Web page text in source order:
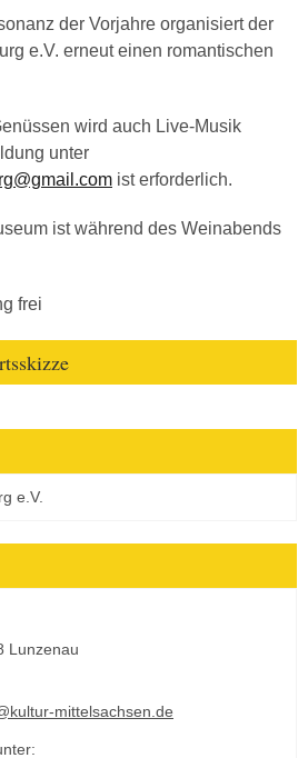
der Vorjahre organisiert der
e.V. erneut einen romantischen
wird auch Live-Musik
unter
ist erforderlich.
ist während des Weinabends
frei
e.V.
Lunzenau
mittelsachsen.de